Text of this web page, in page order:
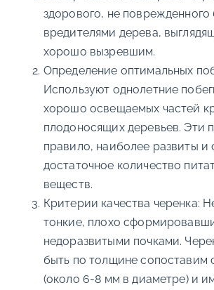
здорового, не поврежденного
вредителями дерева,
хорошо вызревшим.
Определение оптимальных
Используют однолетние
хорошо освещаемых частей
плодоносящих деревьев. Эти
правило, наиболее развиты и
достаточное количество
веществ.
Критерии качества черенка:
тонкие, плохо
недоразвитыми почками.
быть по толщине сопоставим
(около 6-8 мм в диаметре) и